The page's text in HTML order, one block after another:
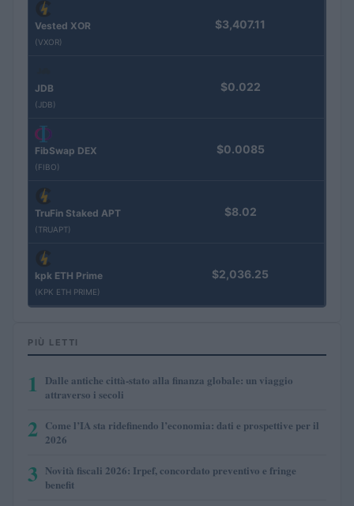
Vested XOR
(VXOR)
$3,407.11
JDB
(JDB)
$0.022
FibSwap DEX
(FIBO)
$0.0085
TruFin Staked APT
(TRUAPT)
$8.02
kpk ETH Prime
(KPK ETH PRIME)
$2,036.25
PIÙ LETTI
1
Dalle antiche città-stato alla finanza globale: un viaggio
attraverso i secoli
2 Come l’IA sta ridefinendo l’economia: dati e prospettive per il
2026
3 Novità fiscali 2026: Irpef, concordato preventivo e fringe
benefit